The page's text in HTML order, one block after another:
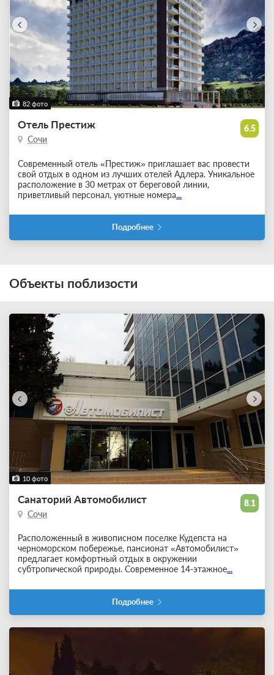
82 фото
6.5
Отель Престиж
Сочи
Современный отель «Престиж» приглашает вас провести
свой отдых в одном из лучших отелей Адлера. Уникальное
расположение в 30 метрах от береговой линии,
приветливый персонал, уютные номера...
Подробнее
Объекты поблизости
10 фото
8.1
Санаторий Автомобилист
Сочи
Расположенный в живописном поселке Кудепста на
черноморском побережье, пансионат «Автомобилист»
предлагает комфортный отдых в окружении
субтропической природы. Современное 14-этажное...
Подробнее